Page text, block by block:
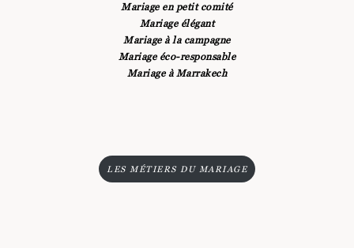
Mariage en petit comité
Mariage élégant
Mariage à la campagne
Mariage éco-responsable
Mariage à Marrakech
LES MÉTIERS DU MARIAGE